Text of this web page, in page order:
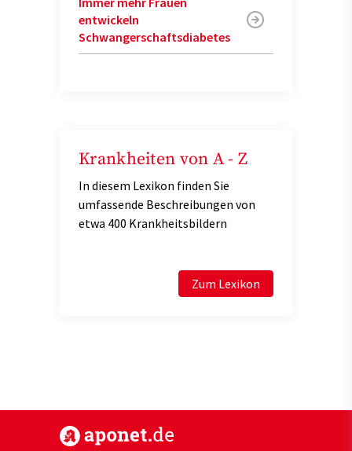
entwickeln
Schwangerschaftsdiabetes
Krankheiten von A - Z
In diesem Lexikon finden Sie
umfassende Beschreibungen von
etwa 400 Krankheitsbildern
Zum Lexikon